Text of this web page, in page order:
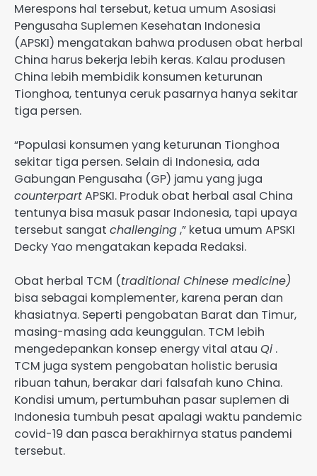
Merespons hal tersebut, ketua umum Asosiasi
Pengusaha Suplemen Kesehatan Indonesia
(APSKI) mengatakan bahwa produsen obat herbal
China harus bekerja lebih keras. Kalau produsen
China lebih membidik konsumen keturunan
Tionghoa, tentunya ceruk pasarnya hanya sekitar
tiga persen.
“Populasi konsumen yang keturunan Tionghoa
sekitar tiga persen. Selain di Indonesia, ada
Gabungan Pengusaha (GP) jamu yang juga
counterpartAPSKI. Produk obat herbal asal China
tentunya bisa masuk pasar Indonesia, tapi upaya
tersebut sangat challenging,” ketua umum APSKI
Decky Yao mengatakan kepada Redaksi.
Obat herbal TCM (traditional Chinese medicine)
bisa sebagai komplementer, karena peran dan
khasiatnya. Seperti pengobatan Barat dan Timur,
masing-masing ada keunggulan. TCM lebih
mengedepankan konsep energy vital atau Qi .
TCM juga system pengobatan holistic berusia
ribuan tahun, berakar dari falsafah kuno China.
Kondisi umum, pertumbuhan pasar suplemen di
Indonesia tumbuh pesat apalagi waktu pandemic
covid-19 dan pasca berakhirnya status pandemi
tersebut.